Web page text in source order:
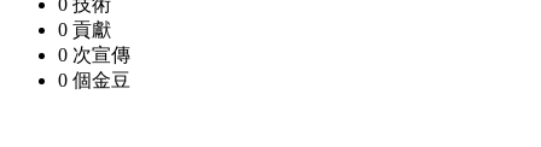
0 貢獻
0 次宣傳
0 個金豆